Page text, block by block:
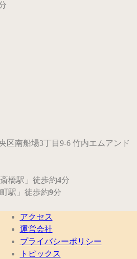
区南船場3丁目9-6 竹内エムアンド
橋駅」 徒歩約4分
駅」 徒歩約9分
アクセス
運営会社
プライバシーポリシー
トピックス